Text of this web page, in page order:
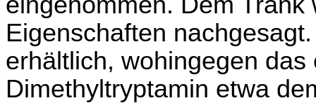
Eigenschaften
erhältlich, wohingegen das
Dimethyltryptamin etwa